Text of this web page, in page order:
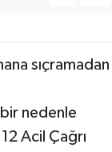
sıçramadan
nedenle
Acil Çağrı